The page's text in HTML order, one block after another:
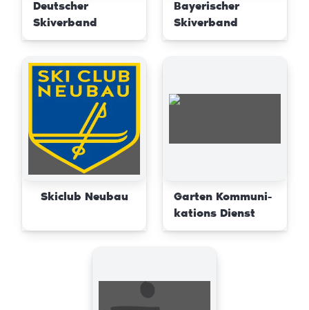
Deutscher
Skiverband
Bayerischer
Skiverband
Skiclub Neubau
Garten Kommuni-
kations Dienst